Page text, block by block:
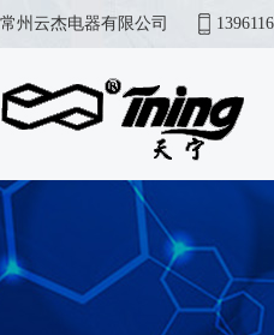
常州云杰电器有限公司